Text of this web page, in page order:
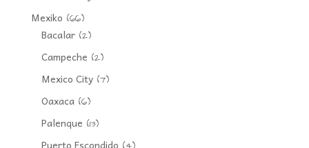
Mexiko (66)
Bacalar(2)
Campeche (2)
Mexico City(7)
Oaxaca(6)
Palenque (13)
Puerto Escondido